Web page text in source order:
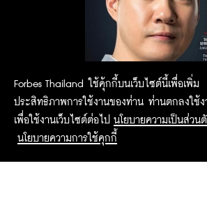
Forbes Thailand ใช้คุ้กกี้บนเว็บไซต์นี้เพื่อเพิ่ม
ประสิทธิภาพการใช้งานของท่าน ท่านตกลงใช้
เพื่อใช้งานเว็บไซต์ต่อไป นโยบายความเป็นส่วน
นโยบายความการใช้คุกกี้
2015 Forbesthailand.com ALL